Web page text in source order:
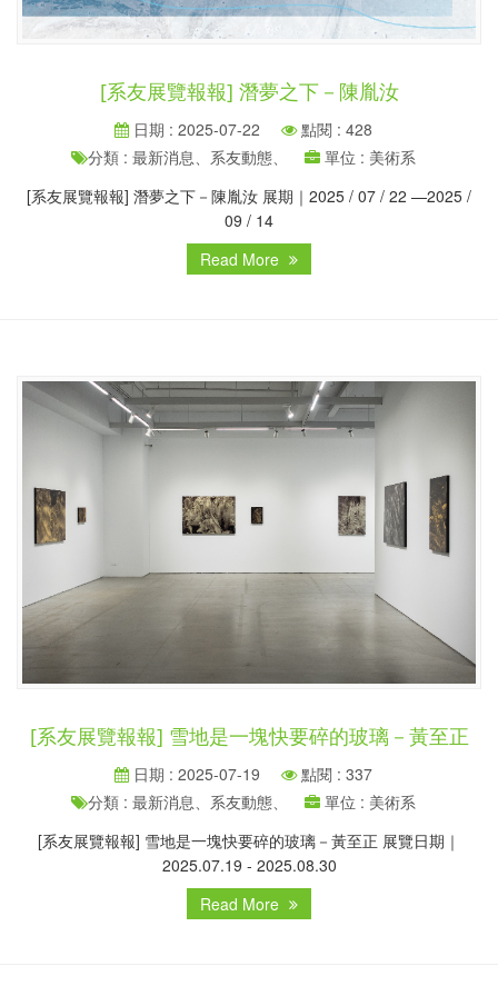
[系友展覽報報] 潛夢之下－陳胤汝
日期 : 2025-07-22
點閱 : 428
分類 : 最新消息、系友動態、
單位 : 美術系
[系友展覽報報] 潛夢之下－陳胤汝 展期｜2025 / 07 / 22 —2025 /
09 / 14
Read More
[系友展覽報報] 雪地是一塊快要碎的玻璃－黃至正
日期 : 2025-07-19
點閱 : 337
分類 : 最新消息、系友動態、
單位 : 美術系
[系友展覽報報] 雪地是一塊快要碎的玻璃－黃至正 展覽日期｜
2025.07.19 - 2025.08.30
Read More